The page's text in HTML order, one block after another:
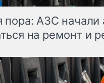
пора: АЗС начали
на ремонт и